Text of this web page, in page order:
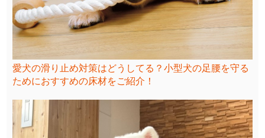
愛犬の滑り止め対策はどうしてる？小型犬の足腰を守る
ためにおすすめの床材をご紹介！